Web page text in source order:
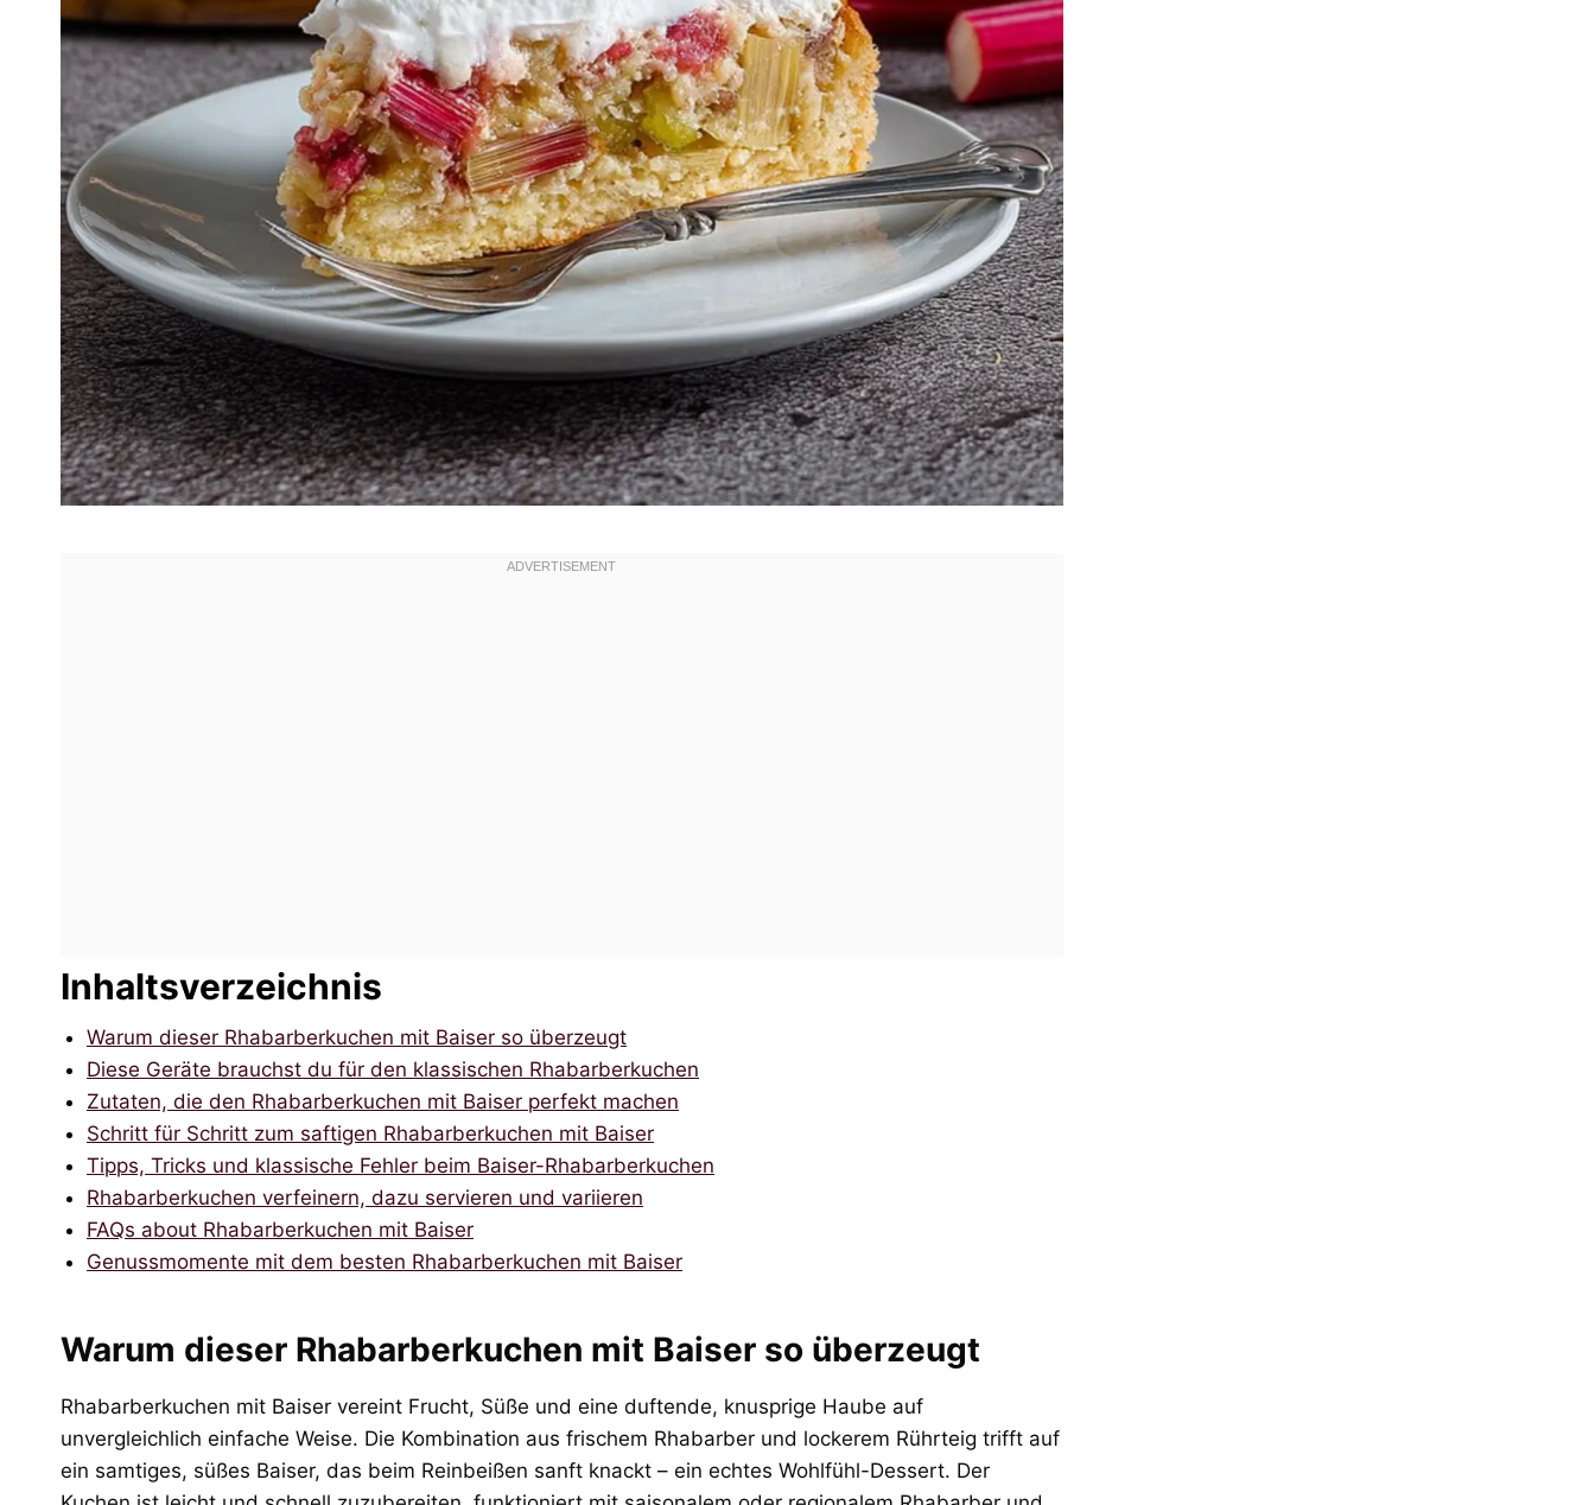
Inhaltsverzeichnis
Warum dieser Rhabarberkuchen mit Baiser so überzeugt
Diese Geräte brauchst du für den klassischen Rhabarberkuchen
Zutaten, die den Rhabarberkuchen mit Baiser perfekt machen
Schritt für Schritt zum saftigen Rhabarberkuchen mit Baiser
Tipps, Tricks und klassische Fehler beim Baiser-Rhabarberkuchen
Rhabarberkuchen verfeinern, dazu servieren und variieren
FAQs about Rhabarberkuchen mit Baiser
Genussmomente mit dem besten Rhabarberkuchen mit Baiser
Warum dieser Rhabarberkuchen mit Baiser so überzeugt
Rhabarberkuchen mit Baiser vereint Frucht, Süße und eine duftende, knusprige Haube auf
unvergleichlich einfache Weise. Die Kombination aus frischem Rhabarber und lockerem Rührteig trifft auf
ein samtiges, süßes Baiser, das beim Reinbeißen sanft knackt – ein echtes Wohlfühl-Dessert. Der